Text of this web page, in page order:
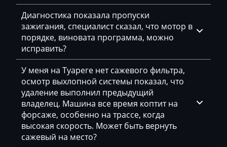
Merlo
Metso
MG
Mini
Mitsubishi
MST
MTZ
Диагностика показала пропуски
зажигания, специалист сказал, что мотор в
порядке, виновата программа, можно
исправить?
У меня на Туареге нет сажевого фильтра,
осмотр выхлопной системы показал, что
удаление выполнил предыдущий
владелец. Машина все время коптит на
форсаже, особенно на трассе, когда
высокая скорость. Может быть вернуть
сажевый на место?